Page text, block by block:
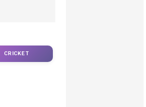
CRICKET